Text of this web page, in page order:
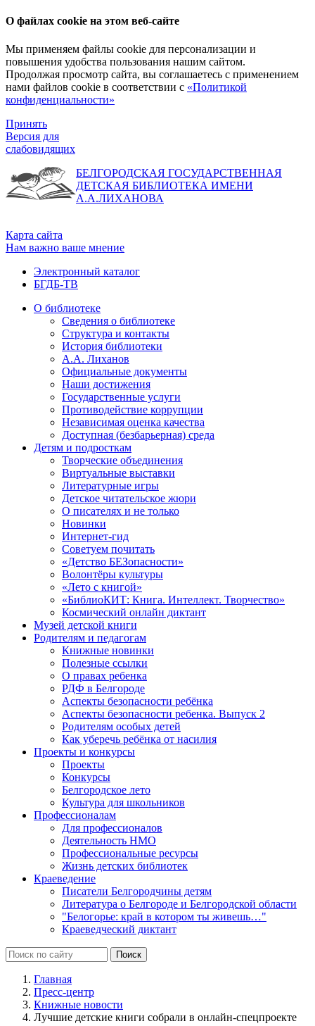
О файлах cookie на этом веб-сайте
Мы применяем файлы cookie для персонализации и
повышения удобства пользования нашим сайтом.
Продолжая просмотр сайта, вы соглашаетесь с применением
нами файлов cookie в соответствии с «Политикой
конфиденциальности»
Принять
Версия для
слабовидящих
БЕЛГОРОДСКАЯ ГОСУДАРСТВЕННАЯ
ДЕТСКАЯ БИБЛИОТЕКА ИМЕНИ
А.А.ЛИХАНОВА
Карта сайта
Нам важно ваше мнение
Электронный каталог
БГДБ-ТВ
О библиотеке
Сведения о библиотеке
Структура и контакты
История библиотеки
А.А. Лиханов
Официальные документы
Наши достижения
Государственные услуги
Противодействие коррупции
Независимая оценка качества
Доступная (безбарьерная) среда
Детям и подросткам
Творческие объединения
Виртуальные выставки
Литературные игры
Детское читательское жюри
О писателях и не только
Новинки
Интернет-гид
Советуем почитать
«Детство БЕЗопасности»
Волонтёры культуры
«Лето с книгой»
«БиблиоКИТ: Книга. Интеллект. Творчество»
Космический онлайн диктант
Музей детской книги
Родителям и педагогам
Книжные новинки
Полезные ссылки
О правах ребенка
РДФ в Белгороде
Аспекты безопасности ребёнка
Аспекты безопасности ребенка. Выпуск 2
Родителям особых детей
Как уберечь ребёнка от насилия
Проекты и конкурсы
Проекты
Конкурсы
Белгородское лето
Культура для школьников
Профессионалам
Для профессионалов
Деятельность НМО
Профессиональные ресурсы
Жизнь детских библиотек
Краеведение
Писатели Белгородчины детям
Литература о Белгороде и Белгородской области
"Белогорье: край в котором ты живешь…"
Краеведческий диктант
Главная
Пресс-центр
Книжные новости
Лучшие детские книги собрали в онлайн-спецпроекте